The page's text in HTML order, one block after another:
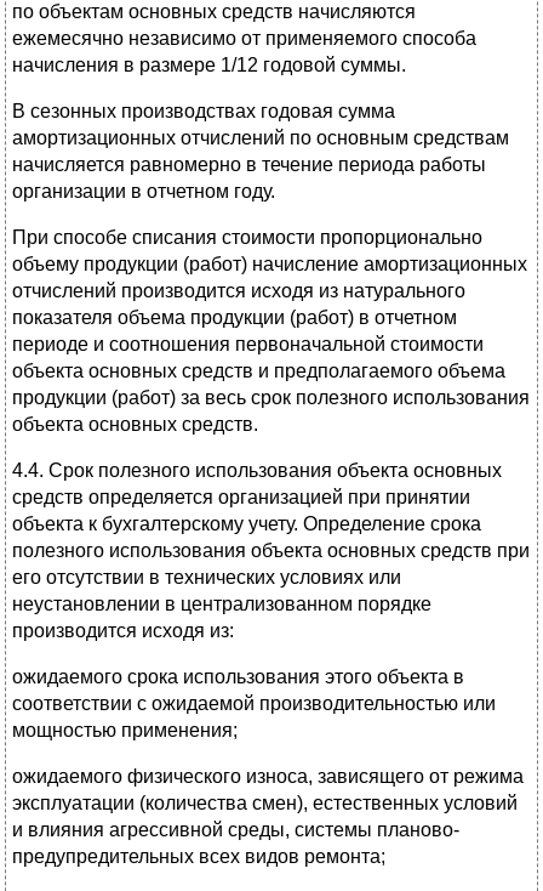
по объектам основных средств начисляются
ежемесячно независимо от применяемого способа
начисления в размере 1/12 годовой суммы.
В сезонных производствах годовая сумма
амортизационных отчислений по основным средствам
начисляется равномерно в течение периода работы
организации в отчетном году.
При способе списания стоимости пропорционально
объему продукции (работ) начисление амортизационных
отчислений производится исходя из натурального
показателя объема продукции (работ) в отчетном
периоде и соотношения первоначальной стоимости
объекта основных средств и предполагаемого объема
продукции (работ) за весь срок полезного использования
объекта основных средств.
4.4. Срок полезного использования объекта основных
средств определяется организацией при принятии
объекта к бухгалтерскому учету. Определение срока
полезного использования объекта основных средств при
его отсутствии в технических условиях или
неустановлении в централизованном порядке
производится исходя из:
ожидаемого срока использования этого объекта в
соответствии с ожидаемой производительностью или
мощностью применения;
ожидаемого физического износа, зависящего от режима
эксплуатации (количества смен), естественных условий
и влияния агрессивной среды, системы планово-
предупредительных всех видов ремонта;